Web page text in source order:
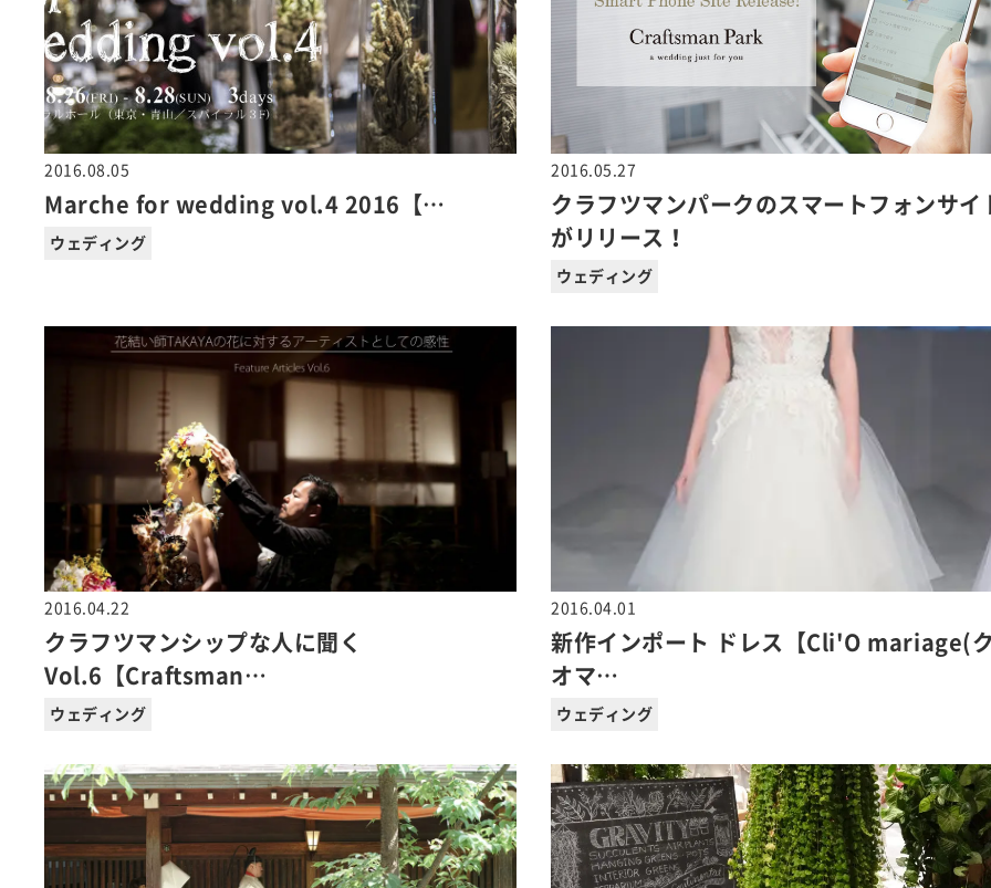
2016.08.05
Marche for wedding vol.4 2016【…
ウェディング
2016.05.27
クラフツマンパークのスマートフォンサイ
がリリース！
ウェディング
2016.04.22
クラフツマンシップな人に聞く
Vol.6【Craftsman…
ウェディング
2016.04.01
新作インポート ドレス【Cli'O mariage(
オマ…
ウェディング